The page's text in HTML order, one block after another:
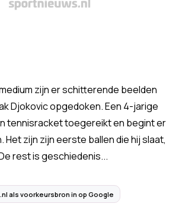
zijn er schitterende beelden
Djokovic opgedoken. Een 4-jarige
tennisracket toegereikt en begint er
Het zijn zijn eerste ballen die hij slaat,
rest is geschiedenis...
als voorkeursbron in op Google